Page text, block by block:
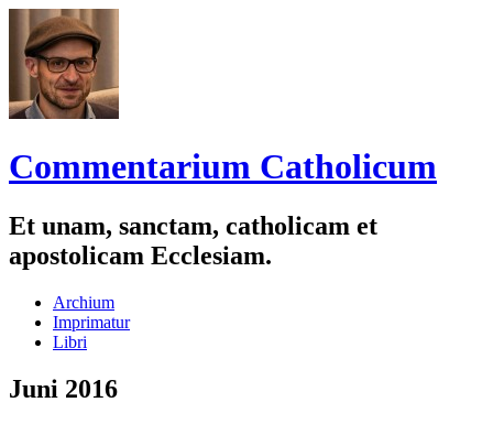
Commentarium Catholicum
Et unam, sanctam, catholicam et
apostolicam Ecclesiam.
Zum
Inhalt
springen
Archium
Imprimatur
Libri
Juni 2016